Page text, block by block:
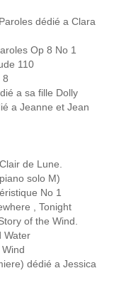
dédié a Clara
Op 8 No 1
110
8
a sa fille Dolly
a Jeanne et Jean
de Lune.
solo M)
No 1
, Tonight
of the Wind.
Water
dédié a Jessica